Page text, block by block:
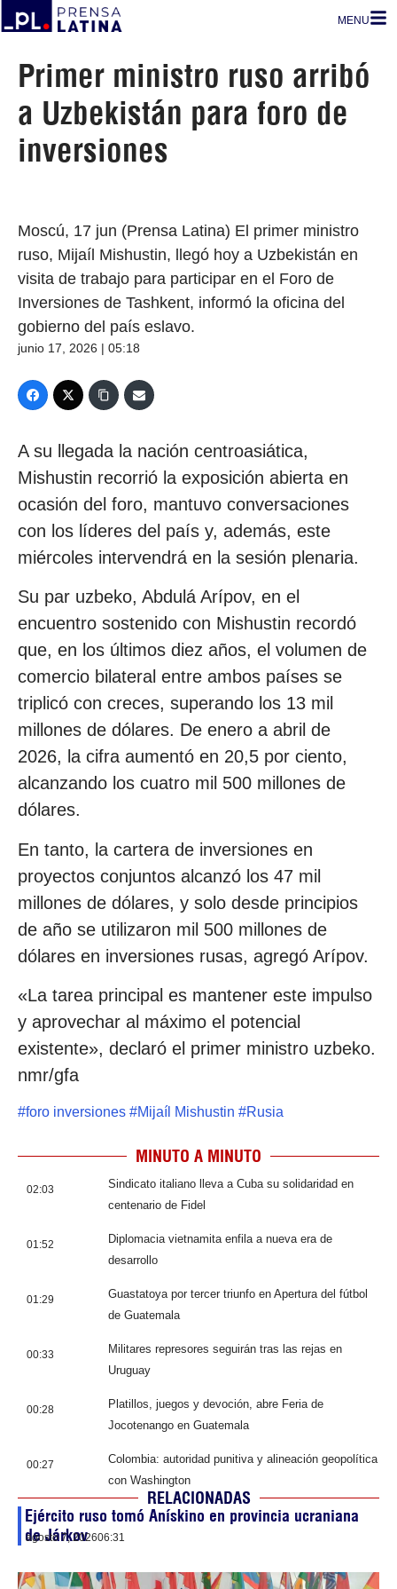
MENU
Primer ministro ruso arribó
a Uzbekistán para foro de
inversiones
Moscú, 17 jun (Prensa Latina) El primer ministro
ruso, Mijaíl Mishustin, llegó hoy a Uzbekistán en
visita de trabajo para participar en el Foro de
Inversiones de Tashkent, informó la oficina del
gobierno del país eslavo.
junio 17, 2026 | 05:18
A su llegada la nación centroasiática,
Mishustin recorrió la exposición abierta en
ocasión del foro, mantuvo conversaciones
con los líderes del país y, además, este
miércoles intervendrá en la sesión plenaria.
Su par uzbeko, Abdulá Arípov, en el
encuentro sostenido con Mishustin recordó
que, en los últimos diez años, el volumen de
comercio bilateral entre ambos países se
triplicó con creces, superando los 13 mil
millones de dólares. De enero a abril de
2026, la cifra aumentó en 20,5 por ciento,
alcanzando los cuatro mil 500 millones de
dólares.
En tanto, la cartera de inversiones en
proyectos conjuntos alcanzó los 47 mil
millones de dólares, y solo desde principios
de año se utilizaron mil 500 millones de
dólares en inversiones rusas, agregó Arípov.
«La tarea principal es mantener este impulso
y aprovechar al máximo el potencial
existente», declaró el primer ministro uzbeko.
nmr/gfa
#foro inversiones #Mijaíl Mishustin #Rusia
MINUTO A MINUTO
02:03
Sindicato italiano lleva a Cuba su solidaridad en
centenario de Fidel
01:52
Diplomacia vietnamita enfila a nueva era de
desarrollo
01:29
Guastatoya por tercer triunfo en Apertura del fútbol
de Guatemala
00:33
Militares represores seguirán tras las rejas en
Uruguay
00:28
Platillos, juegos y devoción, abre Feria de
Jocotenango en Guatemala
00:27
Colombia: autoridad punitiva y alineación geopolítica
con Washington
RELACIONADAS
Ejército ruso tomó Anískino en provincia ucraniana
de Járkov
agosto 7, 202606:31